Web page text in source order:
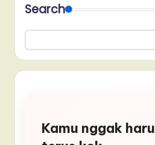
Search
Kamu nggak